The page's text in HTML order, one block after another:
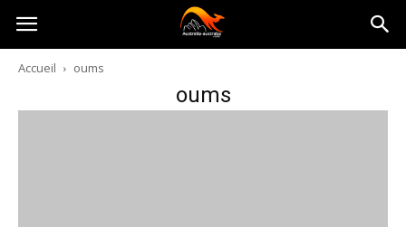
Australia-
australie.com
Accueil oums
oums